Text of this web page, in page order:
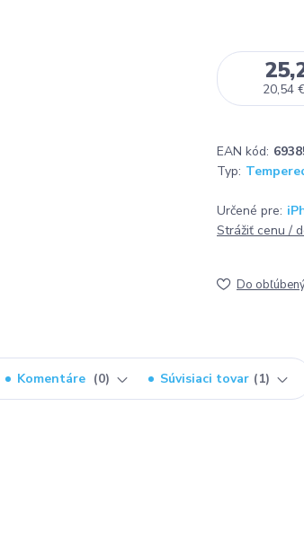
20,54
EAN kód:
Typ:
Určené pre:
Strážiť cenu /
Do
Komentáre 0 Súvisiaci tovar 1